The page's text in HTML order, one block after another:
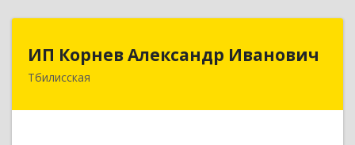
ИП Корнев Александр Иванович
Тбилисская
352360, Краснодарский край, Тбилисский р-н,